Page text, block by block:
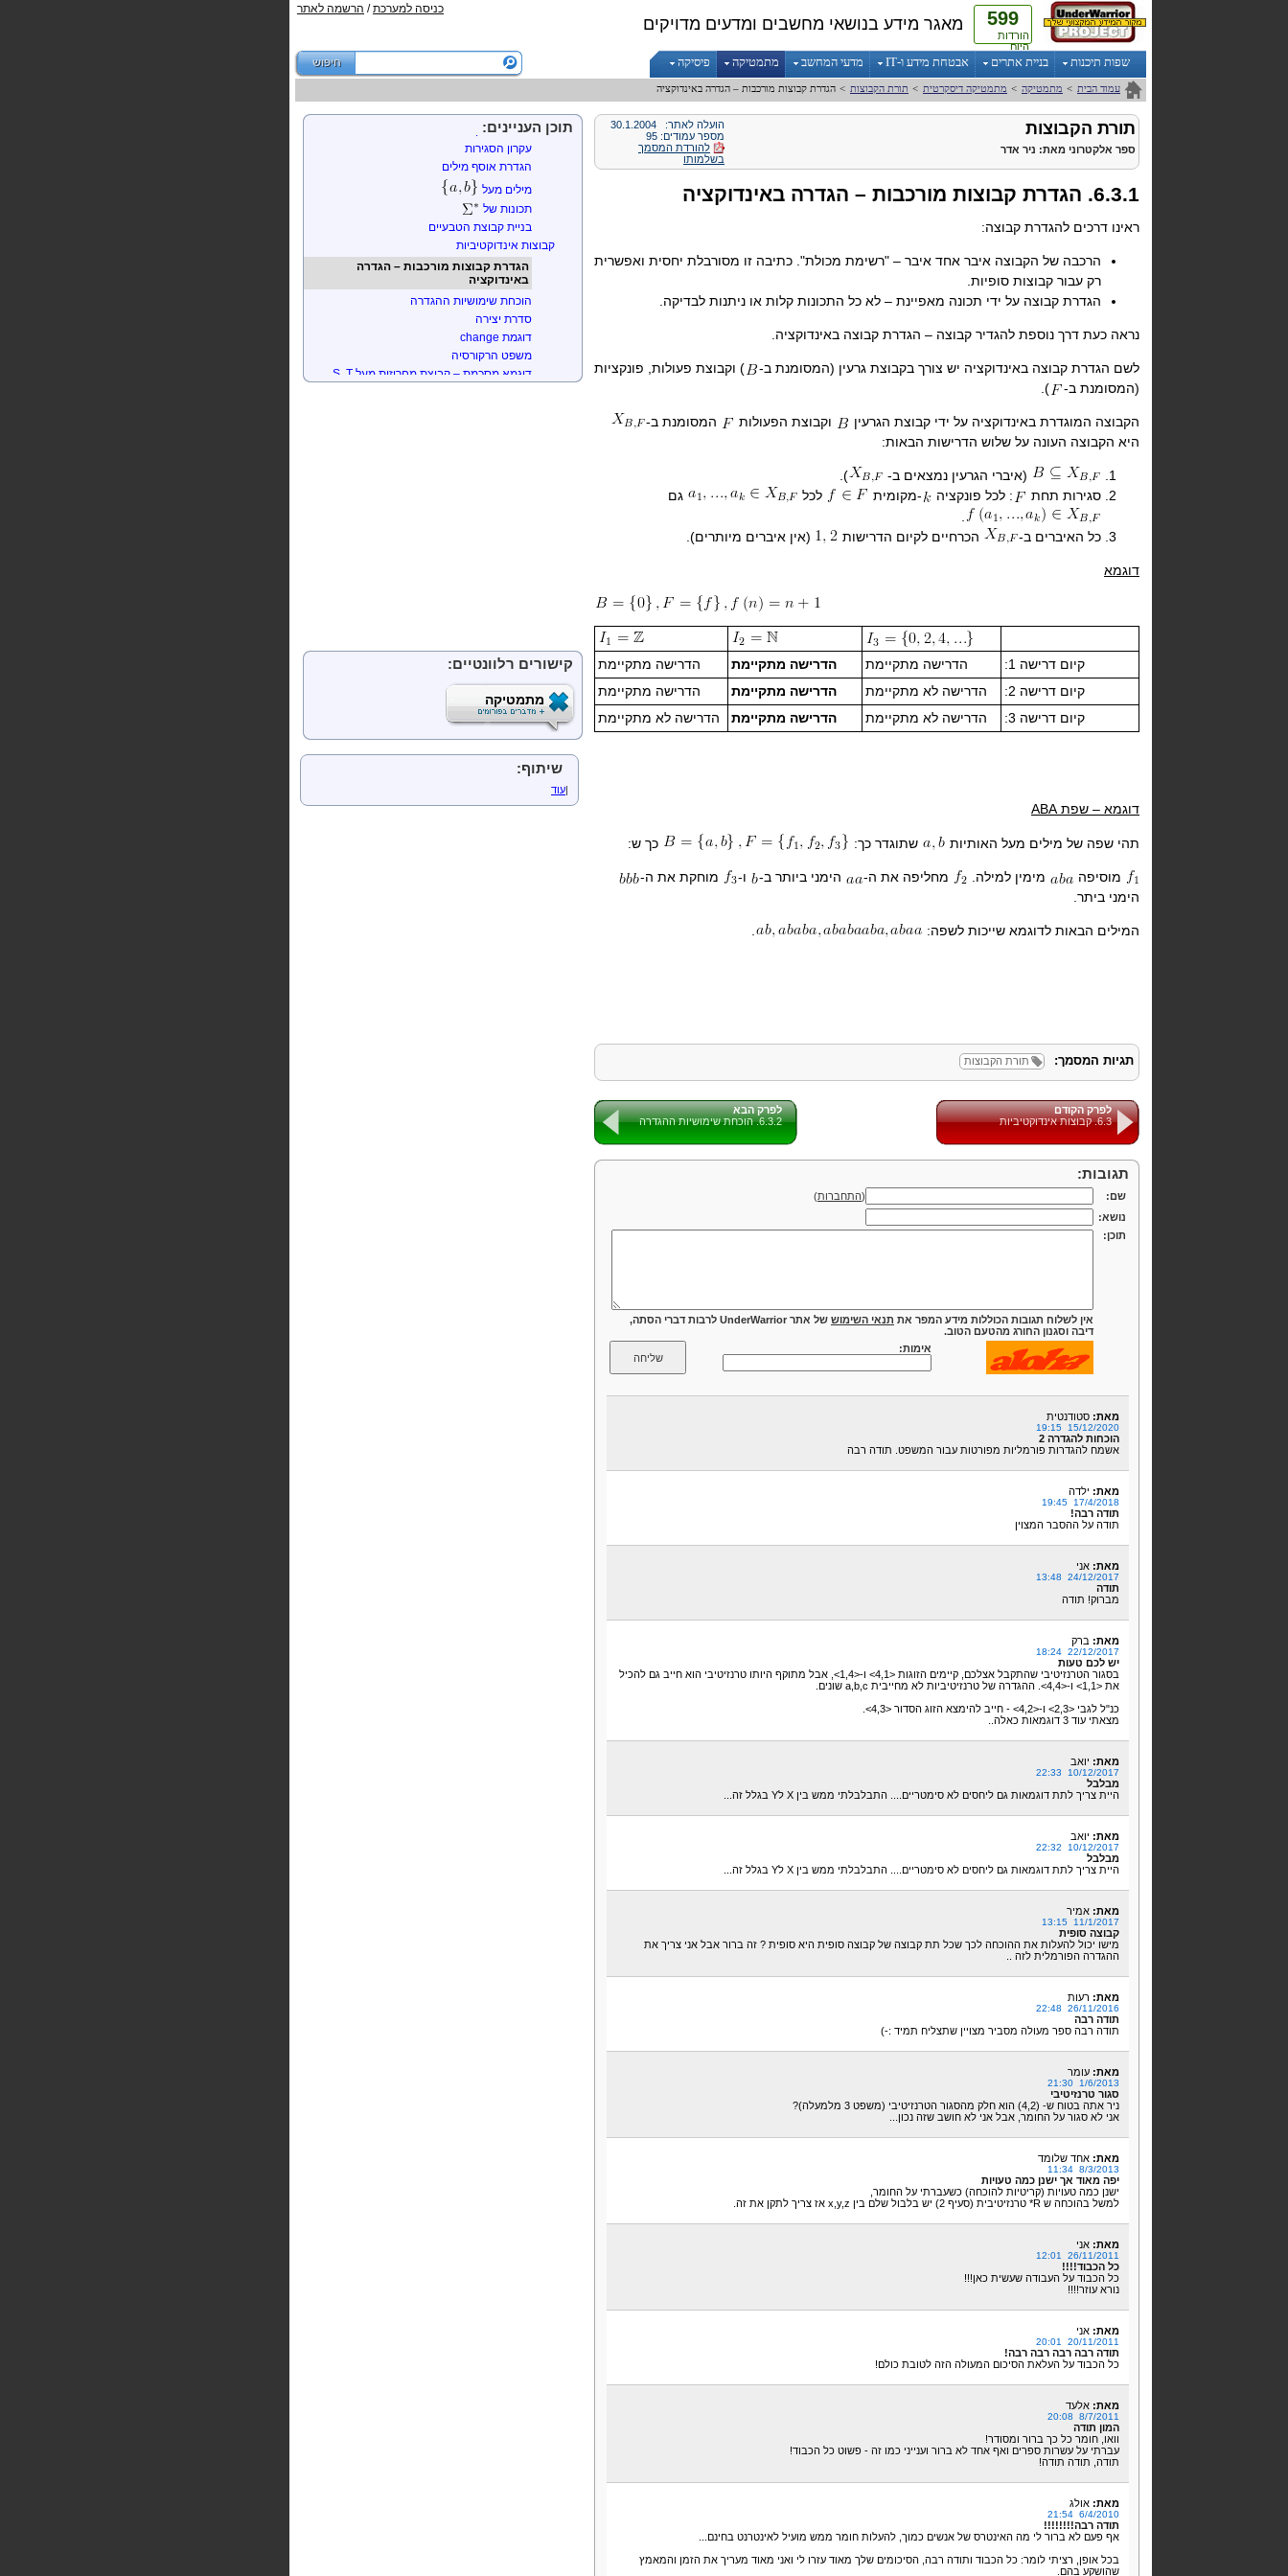
599
הורדות
היום
מאגר מידע בנושאי מחשבים ומדעים מדויקים
כניסה למערכת/ הרשמה לאתר
שפות תיכנות בניית אתרים אבטחת מידע ו-IT מדעי המחשב מתמטיקה פיסיקה
עמוד הבית > מתמטיקה > מתמטיקה דיסקרטית > תורת הקבוצות > הגדרת קבוצות מורכבות – הגדרה באינדוקציה
הועלה לאתר: 30.1.2004
מספר עמודים: 95
להורדת המסמך
בשלמותו
תורת הקבוצות
ספר אלקטרוני מאת: ניר אדר
6.3.1. הגדרת קבוצות מורכבות – הגדרה באינדוקציה
ראינו דרכים להגדרת קבוצה:
הרכבה של הקבוצה איבר אחד איבר – "רשימת מכולת". כתיבה זו מסורבלת יחסית ואפשרית
רק עבור קבוצות סופיות.
הגדרת קבוצה על ידי תכונה מאפיינת – לא כל התכונות קלות או ניתנות לבדיקה.
נראה כעת דרך נוספת להגדיר קבוצה – הגדרת קבוצה באינדוקציה.
לשם הגדרת קבוצה באינדוקציה יש צורך בקבוצת גרעין (המסומנת ב-
) וקבוצת פעולות, פונקציות
(המסומנת ב-
).
הקבוצה המוגדרת באינדוקציה על ידי קבוצת הגרעין וקבוצת הפעולות
המסומנת ב-
היא הקבוצה העונה על שלוש הדרישות הבאות:
(איברי הגרעין נמצאים ב-
).
סגירות תחת
: לכל פונקציה -מקומית לכל
גם
כל האיברים ב-
הכרחיים לקיום הדרישות (אין איברים מיותרים).
דוגמא
קיום דרישה 1: הדרישה מתקיימת הדרישה מתקיימת
הדרישה מתקיימת
קיום דרישה 2:
הדרישה לא מתקיימת הדרישה מתקיימת
הדרישה מתקיימת
קיום דרישה 3:
הדרישה לא מתקיימת הדרישה מתקיימת הדרישה לא מתקיימת
דוגמא – שפת ABA
תהי שפה של מילים מעל האותיות שתוגדר כך: כך ש:
מוסיפה מימין למילה. מחליפה את ה- הימני ביותר ב- ו-
מוחקת את ה-
הימני ביתר.
המילים הבאות לדוגמא שייכות לשפה:
תגיות המסמך: תורת הקבוצות
לפרק הקודם
6.3. קבוצות אינדוקטיביות
לפרק הבא
6.3.2. הוכחת שימושיות ההגדרה
תגובות:
שם: (התחברות)
נושא:
תוכן:
אין לשלוח תגובות הכוללות מידע המפר את תנאי השימוש
של אתר UnderWarrior לרבות דברי הסתה,
דיבה וסגנון החורג מהטעם הטוב.
אימות:
מאת: סטודנטית
15/12/2020 19:15
הוכחות להגדרה 2
אשמח להגדרות פורמליות מפורטות עבור המשפט. תודה רבה
מאת: ילדה
17/4/2018 19:45
תודה רבה!
תודה על ההסבר המצוין
מאת: אני
24/12/2017 13:48
תודה
מברוק! תודה
מאת: ברק
22/12/2017 18:24
יש לכם טעות
בסגור הטרנזיטיבי שהתקבל אצלכם, קיימים הזוגות <4,1> ו-<1,4>, אבל מתוקף היותו טרנזיטיבי הוא חייב גם להכיל
את <1,1> ו-<4,4>. ההגדרה של טרנזיטיביות לא מחייבית a,b,c שונים.
כנ"ל לגבי <2,3> ו-<4,2> - חייב להימצא הזוג הסדור <4,3>.
מצאתי עוד 3 דוגמאות כאלה..
מאת: יואב
10/12/2017 22:33
מבלבל
היית צריך לתת דוגמאות גם ליחסים לא סימטריים.... התבלבלתי ממש בין X לY בגלל זה...
מאת: יואב
10/12/2017 22:32
מבלבל
היית צריך לתת דוגמאות גם ליחסים לא סימטריים.... התבלבלתי ממש בין X לY בגלל זה...
מאת: אמיר
11/1/2017 13:15
קבוצה סופית
מישו יכול להעלות את ההוכחה לכך שכל תת קבוצה של קבוצה סופית היא סופית ? זה ברור אבל אני צריך את
ההגדרה הפורמלית לזה ..
מאת: רעות
26/11/2016 22:48
תודה רבה
תודה רבה ספר מעולה מסביר מצויין שתצליח תמיד :-)
מאת: עומר
1/6/2013 21:30
סגור טרנזיטיבי
ניר אתה בטוח ש- (4,2) הוא חלק מהסגור הטרנזיטיבי (משפט 3 מלמעלה)?
אני לא סגור על החומר, אבל אני לא חושב שזה נכון...
מאת: אחד שלומד
8/3/2013 11:34
יפה מאוד אך ישנן כמה טעויות
ישנן כמה טעויות (קריטיות להוכחה) כשעברתי על החומר,
למשל בהוכחה ש R* טרנזיטיבית (סעיף 2) יש בלבול שלם בין x,y,z אז צריך לתקן את זה.
מאת: אני
26/11/2011 12:01
כל הכבוד!!!!
כל הכבוד על העבודה שעשית כאן!!!
נורא עוזר!!!!
מאת: אני
20/11/2011 20:01
תודה רבה רבה רבה רבה!
כל הכבוד על העלאת הסיכום המעולה הזה לטובת כולם!
מאת: אלעד
8/7/2011 20:08
המון תודה
וואו, חומר כל כך ברור ומסודר!
עברתי על עשרות ספרים ואף אחד לא ברור וענייני כמו זה - פשוט כל הכבוד!
תודה, תודה תודה!
מאת: אולג
6/4/2010 21:54
תודה רבה!!!!!!!!
אף פעם לא ברור לי מה האינטרס של אנשים כמוך, להעלות חומר ממש מועיל לאינטרנט בחינם...
בכל אופן, רציתי לומר: כל הכבוד ותודה רבה, הסיכומים שלך מאוד עזרו לי ואני מאוד מעריך את הזמן והמאמץ
שהושקע בהם.
תוכן העניינים:
הגדרת סגירות תחת קבוצת פונקציות
טענה 1
עיצוב מילים
בנאים של קבוצות
עקרון הסגירות
הגדרת אוסף מילים
מילים מעל
תכונות של
בניית קבוצת הטבעיים
קבוצות אינדוקטיביות
הגדרת קבוצות מורכבות – הגדרה
באינדוקציה
הוכחת שימושיות ההגדרה
סדרת יצירה
דוגמת change
משפט הרקורסיה
דוגמא מסכמת – קבוצת מחרוזות מעל S, T
קישורים רלוונטיים:
מתמטיקה
שיתוף:
|עוד